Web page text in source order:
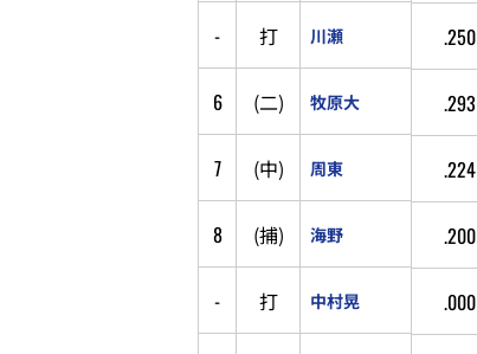
- 打 川瀬 .250
6 (二) 牧原大 .293
7 (中) 周東 .224
8 (捕) 海野 .200
- 打 中村晃 .000